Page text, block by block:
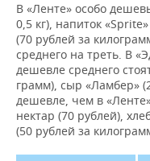
полусладкий,
0,75 л (белая
обертка)
Вино красное
полусладкое
«Апсны», 0,75 л
Виноград
красный
В «Ленте» особо
0,5 кг), напиток
(70 рублей за
среднего на треть. В
дешевле среднего
грамм), сыр «Ламбер»
дешевле, чем в
нектар (70 рублей),
(50 рублей за